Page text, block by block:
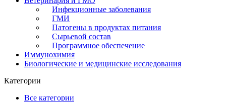
Инфекционные заболевания
ГМИ
Патогены в продуктах питания
Сырьевой состав
Программное обеспечение
Иммунохимия
Биологические и медицинские исследования
Категории
Все категории